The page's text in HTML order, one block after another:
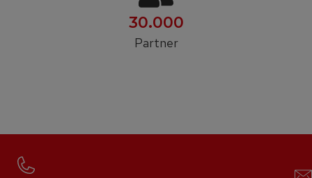
30.000
Partner